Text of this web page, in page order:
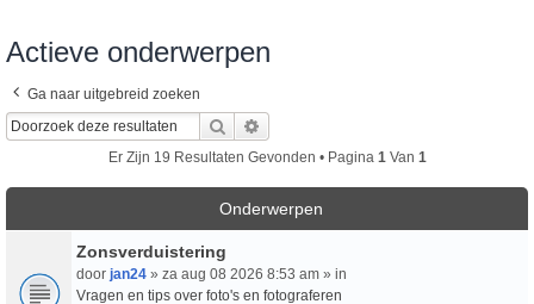
Actieve onderwerpen
Ga naar uitgebreid zoeken
Zoek
Er Zijn 19 Resultaten Gevonden • Pagina 1 Van 1
Onderwerpen
Zonsverduistering
door jan24 » za aug 08 2026 8:53 am » in
Vragen en tips over foto's en fotograferen